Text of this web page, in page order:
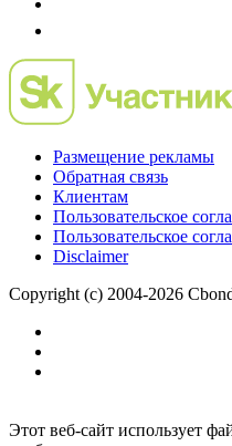
Размещение рекламы
Обратная связь
Клиентам
Пользовательское
Пользовательское
Disclaimer
Copyright (c) 2004-2026
Этот веб-сайт использует